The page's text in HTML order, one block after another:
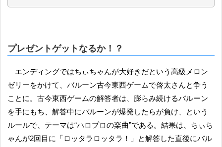
プレゼントゲットなるか！？
エンディングではちぃちゃんが大好きだという高級メロン
ゼリーをかけて、バルーン古今東西ゲームで啓太さんと争う
ことに。古今東西ゲームの解答者は、膨らみ続けるバルーン
を手にもち、解答中にバルーンが爆発したらが負け、という
ルールで、テーマは“ハロプロの楽曲”である。結果は、ちぃち
ゃんが2回目に「ロッタラロッタラ！」と解答した直後にバル